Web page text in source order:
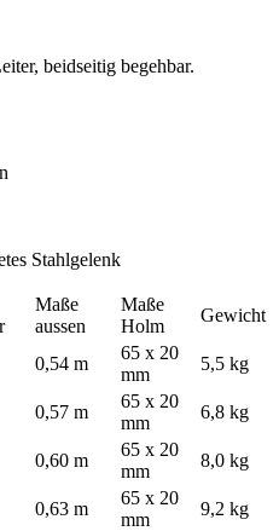
beidseitig begehbar.
Stahlgelenk
Maße
aussen
Maße
Holm
Gewicht
0,54 m
65 x 20
mm
5,5 kg
0,57 m
65 x 20
mm
6,8 kg
0,60 m
65 x 20
mm
8,0 kg
0,63 m
65 x 20
mm
9,2 kg